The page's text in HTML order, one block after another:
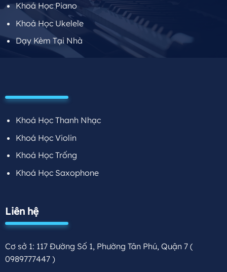
Khoá Học Piano
Khoá Học Ukelele
Dạy Kèm Tại Nhà
Khoá Học Thanh Nhạc
Khoá Học Violin
Khoá Học Trống
Khoá Học Saxophone
Liên hệ
Cơ sở 1: 117 Đường Số 1, Phường Tân Phú, Quận 7 (
0989777447 )